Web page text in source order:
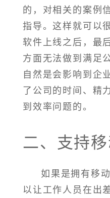
的，对相关的案例
指导。这样就可以
软件上线之后，最
方面无法做到满足
自然是会影响到企
了公司的时间、精
到效率问题的。
二、支持
如果是拥有移
以让工作人员在出